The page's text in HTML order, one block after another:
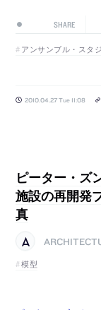
SHARE
アンサンブル・スタ
2010.04.27 Tue 11:08
ピーター・ズ
施設の再開発
真
模型